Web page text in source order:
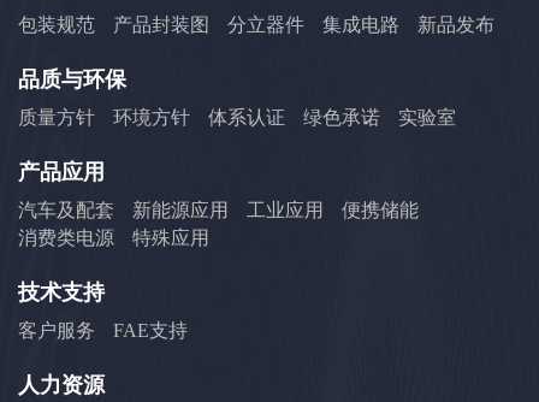
包装规范 产品封装图 分立器件 集成电路 新品发布
品质与环保
质量方针 环境方针 体系认证 绿色承诺 实验室
产品应用
汽车及配套 新能源应用 工业应用
便携储能
消费类电源
特殊应用
技术支持
客户服务 FAE支持
人力资源